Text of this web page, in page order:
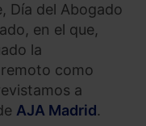
Día del Abogado
en el que,
la
como
a
AJA Madrid.